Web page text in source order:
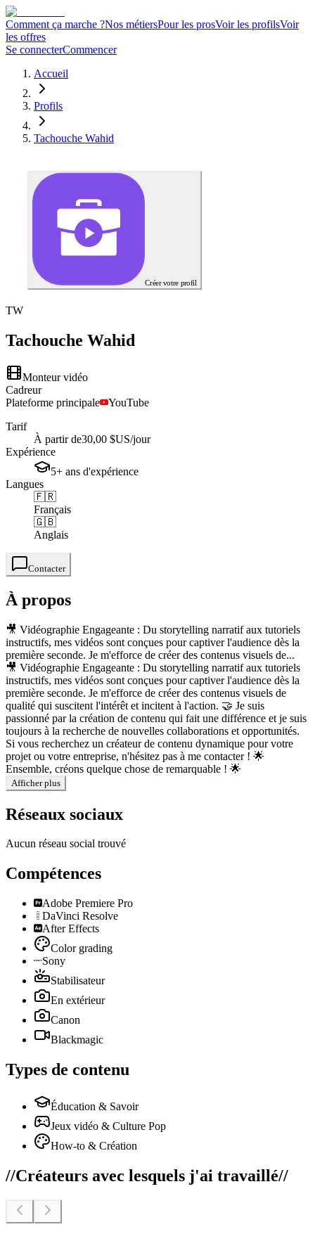
Comment ça marche ?Nos métiersPour les prosVoir les profilsVoir
les offres
Se connecterCommencer
Accueil
Profils
Tachouche Wahid
Créer votre profil
TW
Tachouche Wahid
Monteur vidéo
Cadreur
Plateforme principale
YouTube
Tarif
À partir de30,00 $US/jour
Expérience
5+ ans d'expérience
Langues
🇫🇷
Français
🇬🇧
Anglais
Contacter
À propos
🎥 Vidéographie Engageante : Du storytelling narratif aux tutoriels
instructifs, mes vidéos sont conçues pour captiver l'audience dès la
première seconde. Je m'efforce de créer des contenus visuels de...
🎥 Vidéographie Engageante : Du storytelling narratif aux tutoriels
instructifs, mes vidéos sont conçues pour captiver l'audience dès la
première seconde. Je m'efforce de créer des contenus visuels de
qualité qui suscitent l'intérêt et incitent à l'action. 🤝 Je suis
passionné par la création de contenu qui fait une différence et je suis
toujours à la recherche de nouvelles collaborations et opportunités.
Si vous recherchez un créateur de contenu dynamique pour votre
projet ou votre entreprise, n'hésitez pas à me contacter ! 🌟
Ensemble, créons quelque chose de remarquable ! 🌟
Afficher plus
Réseaux sociaux
Aucun réseau social trouvé
Compétences
Adobe Premiere Pro
DaVinci Resolve
After Effects
Color grading
Sony
Stabilisateur
En extérieur
Canon
Blackmagic
Types de contenu
Éducation & Savoir
Jeux vidéo & Culture Pop
How-to & Création
//Créateurs avec lesquels j'ai travaillé//